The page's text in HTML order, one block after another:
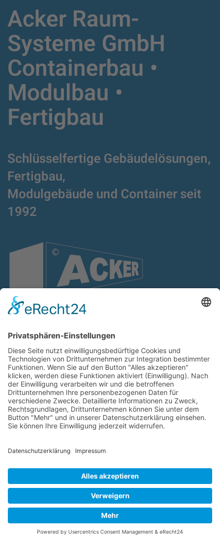
Acker Raum-
Systeme GmbH
Containerbau •
Modulbau •
Fertigbau
Schlüsselfertige Gebäudelösungen,
Fertigbau,
Modulgebäude und Containerseit
1992
Kontakt
Acker Raum-Systeme GmbH
Ludwig-Erhard-Straße 18
D-20459 Hamburg
Telefon:+49 (0)40 - 685 669
Web:www.acker-container.com
Gerne erstellen wir Ihnen ein
kostenloses und unverbindliches
Angebot.
Jetzt anfragen